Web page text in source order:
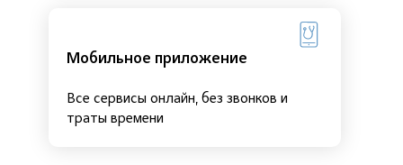
Мобильное приложение
Все сервисы онлайн, без звонков и
траты времени